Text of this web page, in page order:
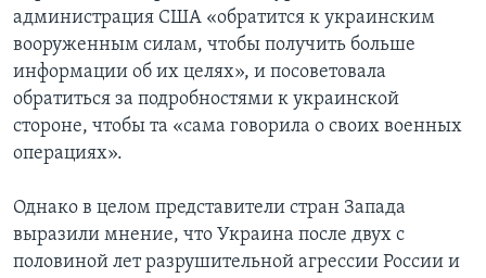
администрация США «обратится к украинским
вооруженным силам, чтобы получить больше
информации об их целях», и посоветовала
обратиться за подробностями к украинской
стороне, чтобы та «сама говорила о своих военных
операциях».
Однако в целом представители стран Запада
выразили мнение, что Украина после двух с
половиной лет разрушительной агрессии России и